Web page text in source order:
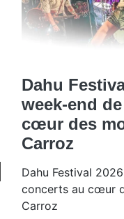
Dahu
week-end
cœur des
Carroz
Dahu Festival
concerts au cœur
Carroz